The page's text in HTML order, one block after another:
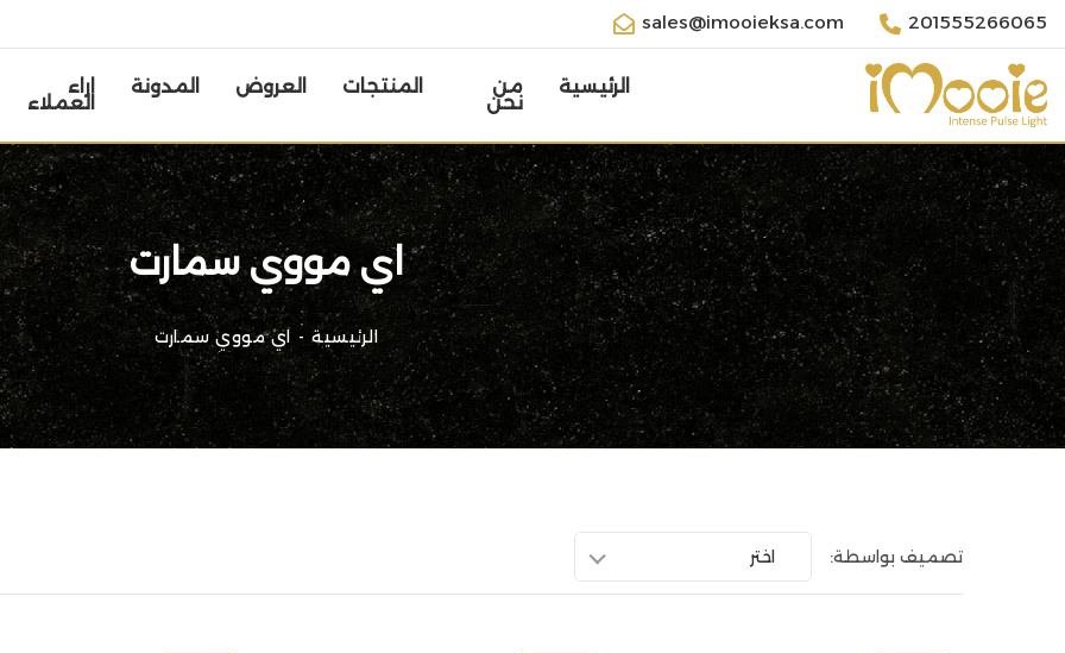
201555266065
sales@imooieksa.com
الرئيسية من
نحن
المنتجات العروض المدونة اراء
العملاء
اي مووي سمارت
الرئيسية اي مووي سمارت
تصميف بواسطة: اختر